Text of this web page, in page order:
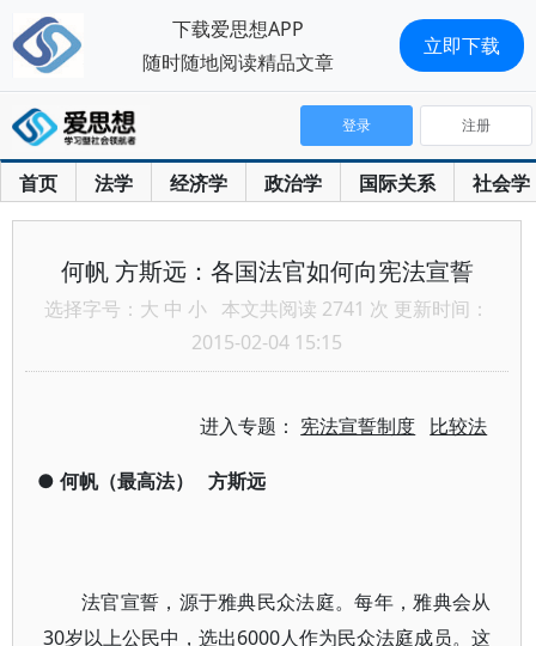
首页 法学 经济学 政治学 国际关系 社会学
登录 注册
何帆 方斯远：各国法官如何向宪法宣誓
选择字号： 大 中 小 本文共阅读 2741 次 更新时间：
2015-02-04 15:15
进入专题： 宪法宣誓制度 比较法
● 何帆（最高法） 方斯远
法官宣誓，源于雅典民众法庭。每年，雅典会从
30岁以上公民中，选出6000人作为民众法庭成员。这
下载爱思想APP
随时随地阅读精品文章
立即下载